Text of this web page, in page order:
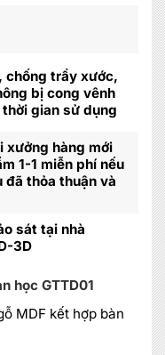
chống trầy xước,
bị cong vênh
gian sử dụng
xưởng hàng mới
1-1 miễn phí nếu
đã thỏa thuận và
sát tại nhà
3D
học GTTD01
MDF kết hợp bàn